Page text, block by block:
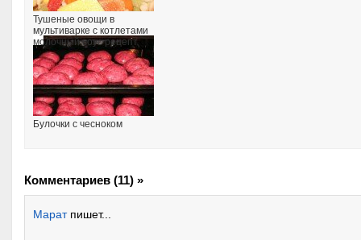
Тушеные овощи в
мультиварке с котлетами
молочный соус рецепт
Булочки с чесноком
Комментариев (11) »
Маратпишет...